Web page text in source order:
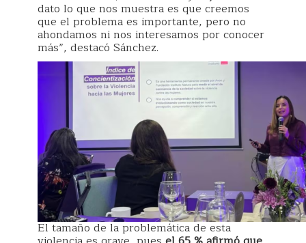
dato lo que nos muestra es que creemos
que el problema es importante, pero no
ahondamos ni nos interesamos por conocer
más”, destacó Sánchez.
El tamaño de la problemática de esta